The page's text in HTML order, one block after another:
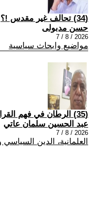
(34) تحالف غير مقدس !؟
حسن مدبولى
2026 / 8 / 7
مواضيع وابحاث سياسية
(35) الرطان في فهم القران.....6
عبد الحسين سلمان عاتي
2026 / 8 / 7
العلمانية، الدين